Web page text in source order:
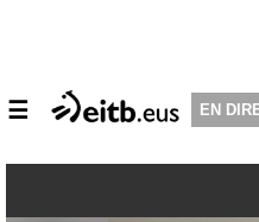
☰ EN